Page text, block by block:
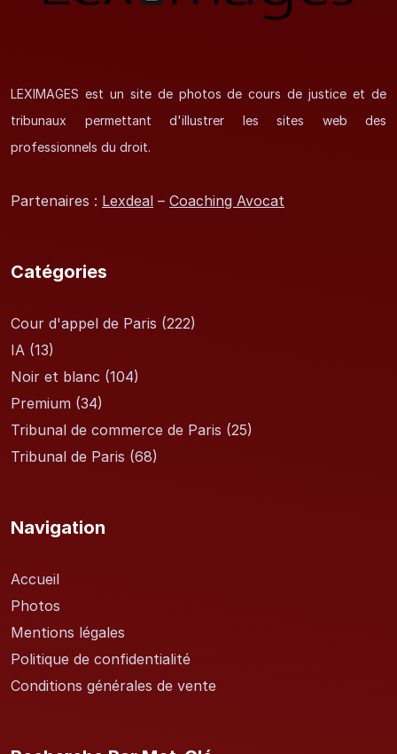
LEXIMAGES est un site de photos de cours de justice et de
tribunaux permettant d'illustrer les sites web des
professionnels du droit.
Partenaires : Lexdeal – Coaching Avocat
Catégories
Cour d'appel de Paris (222)
IA (13)
Noir et blanc (104)
Premium (34)
Tribunal de commerce de Paris (25)
Tribunal de Paris (68)
Navigation
Accueil
Photos
Mentions légales
Politique de confidentialité
Conditions générales de vente